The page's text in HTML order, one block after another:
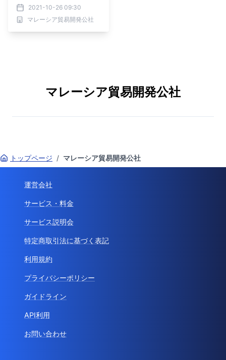
京ゲームショウ2021」に
マレーシアのゲーム会社と
継続して出展
2021-10-26 09:30
マレーシア貿易開発公社
マレーシア貿易開発公社
トップページ / マレーシア貿易開発公社
運営会社
サービス・料金
サービス説明会
特定商取引法に基づく表記
利用規約
プライバシーポリシー
ガイドライン
API利用
お問い合わせ